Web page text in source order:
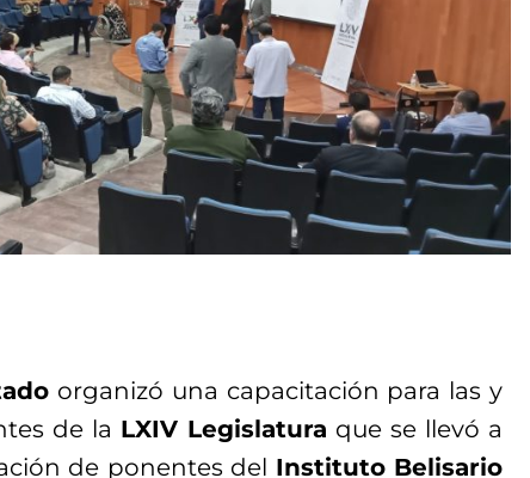
organizó una capacitación para las y
de la LXIV Legislatura que se llevó a
de ponentes del Instituto Belisario